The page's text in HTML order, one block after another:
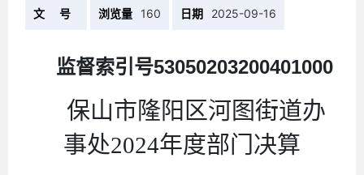
文 号 浏览量 160 日期 2025-09-16
监督索引号53050203200401000
保山市隆阳区河图街道办
事处2024年度部门决算